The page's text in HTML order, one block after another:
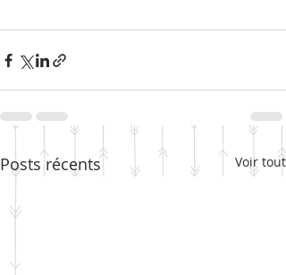
Posts récents Voir tout